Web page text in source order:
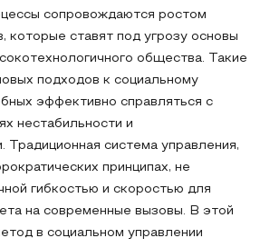
сопровождаются ростом
которые ставят под угрозу основы
общества. Такие
подходов к социальному
эффективно справляться с
нестабильности и
Традиционная система управления,
принципах, не
гибкостью и скоростью для
на современные вызовы. В этой
в социальном управлении